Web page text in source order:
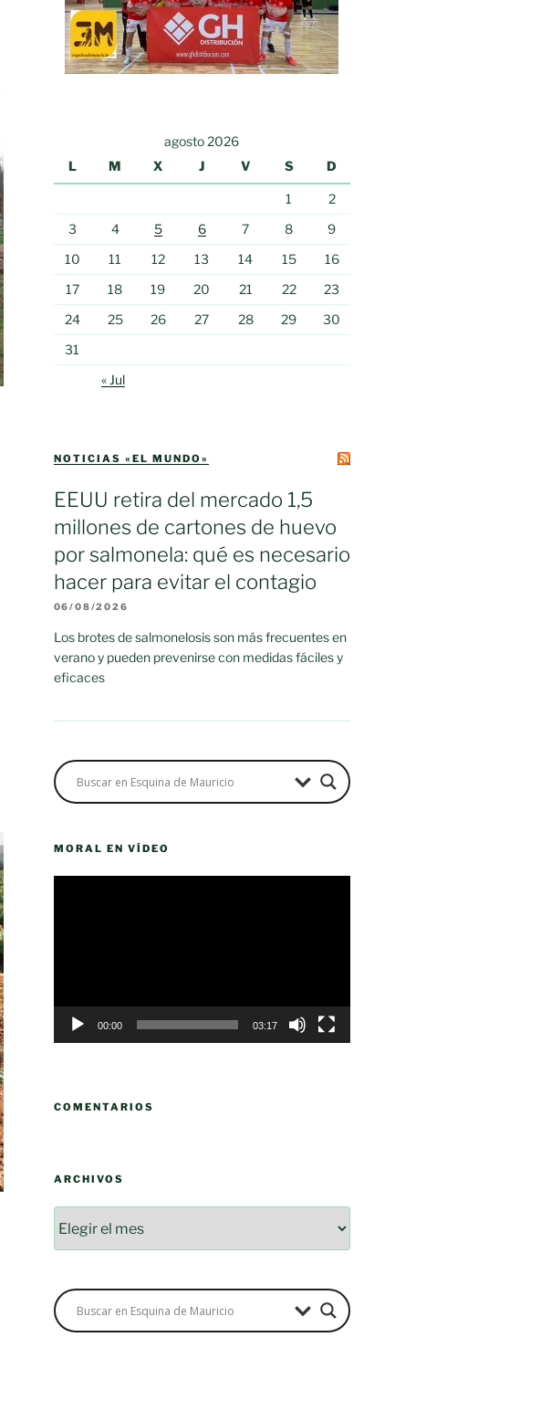
agosto 2026
L
M X J V S D
1
2
3
4 5 6 7 8
9
10
11 12 13 14 15
16
17
18 19 20 21 22
23
24
25 26 27 28 29
30
31
« Jul
NOTICIAS «EL MUNDO»
EEUU retira del mercado 1,5
millones de cartones de huevo
por salmonela: qué es necesario
hacer para evitar el contagio
06/08/2026
Los brotes de salmonelosis son más frecuentes en
verano y pueden prevenirse con medidas fáciles y
eficaces
MORAL EN VÍDEO
00:00 03:17
COMENTARIOS
ARCHIVOS